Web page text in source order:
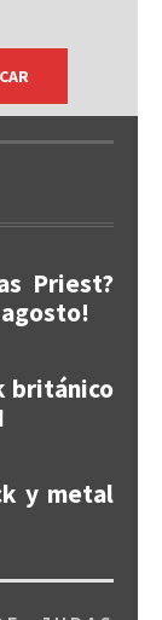
Priest?
británico
y metal